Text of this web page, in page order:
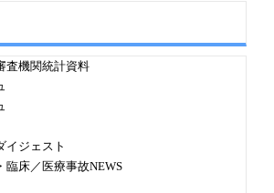
査機関統計資料
イジェスト
臨床／医療事故NEWS